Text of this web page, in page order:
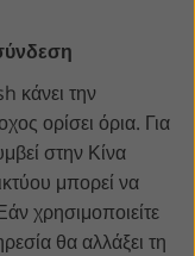
κάνει την
ορίσει όρια. Για
στην Κίνα
μπορεί να
χρησιμοποιείτε
θα αλλάξει τη